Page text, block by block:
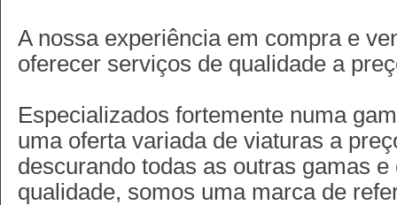
A nossa experiência em compra e
oferecer serviços de qualidade a
Especializados fortemente numa
uma oferta variada de viaturas a
descurando todas as outras gamas
qualidade, somos uma marca de